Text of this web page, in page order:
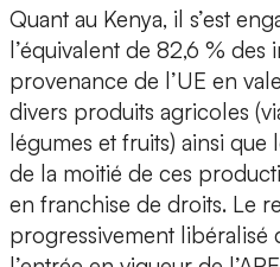
Quant au Kenya, il s’est
l’équivalent de 82,6 % des
provenance de l’UE en
divers produits agricoles
légumes et fruits) ainsi que
de la moitié de ces
en franchise de droits. Le
progressivement libéralisé